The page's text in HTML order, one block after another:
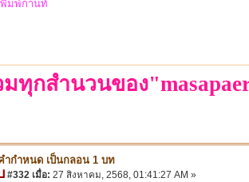
พิมพ์กานท์
มทุกสำนวนของ
ำกำหนด เป็นกลอน 1 บท
#332 เมื่อ: 27 สิงหาคม, 2568, 01:41:27 AM »